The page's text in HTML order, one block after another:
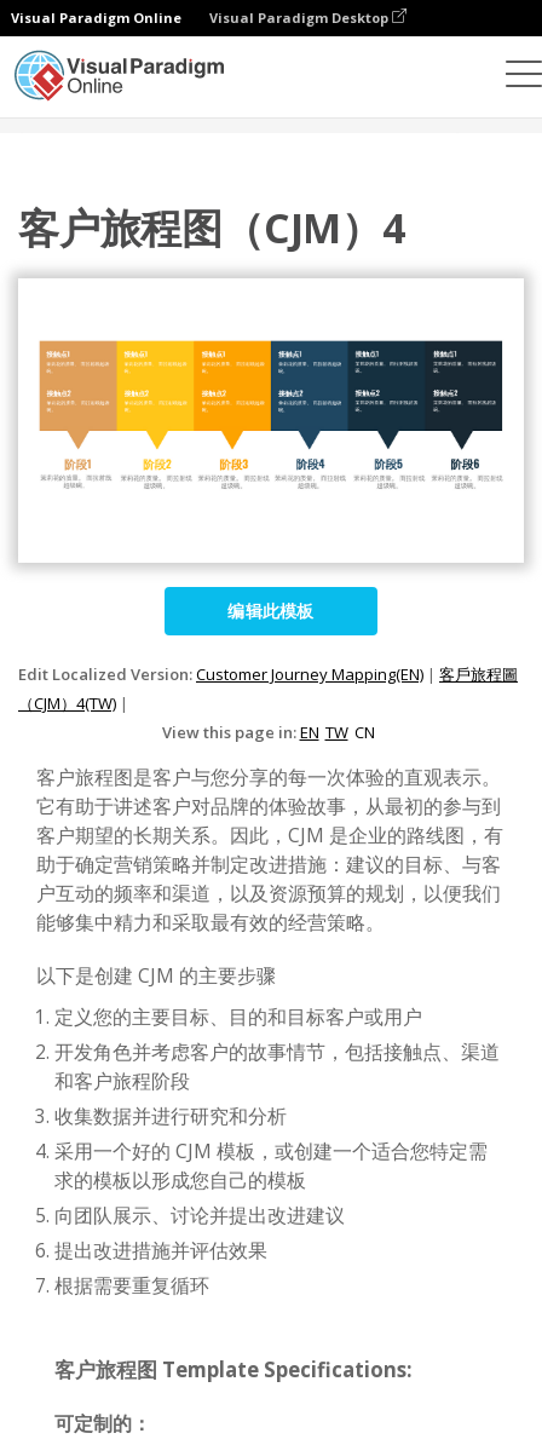
Visual Paradigm Online Visual Paradigm Desktop
客户旅程图（CJM）4
编辑此模板
Edit Localized Version:Customer Journey Mapping(EN) | 客戶旅程圖
（CJM）4(TW) |
View this page in:EN TW CN
客户旅程图是客户与您分享的每一次体验的直观表示。
它有助于讲述客户对品牌的体验故事，从最初的参与到
客户期望的长期关系。因此，CJM 是企业的路线图，有
助于确定营销策略并制定改进措施：建议的目标、与客
户互动的频率和渠道，以及资源预算的规划，以便我们
能够集中精力和采取最有效的经营策略。
以下是创建 CJM 的主要步骤
定义您的主要目标、目的和目标客户或用户
开发角色并考虑客户的故事情节，包括接触点、渠道
和客户旅程阶段
收集数据并进行研究和分析
采用一个好的 CJM 模板，或创建一个适合您特定需
求的模板以形成您自己的模板
向团队展示、讨论并提出改进建议
提出改进措施并评估效果
根据需要重复循环
客户旅程图 Template Specifications:
可定制的：